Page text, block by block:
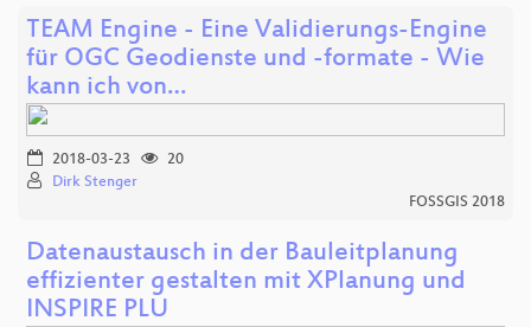
TEAM Engine - Eine Validierungs-Engine
für OGC Geodienste und -formate - Wie
kann ich von…
2018-03-23
20
Dirk Stenger
FOSSGIS 2018
Datenaustausch in der Bauleitplanung
effizienter gestalten mit XPlanung und
INSPIRE PLU